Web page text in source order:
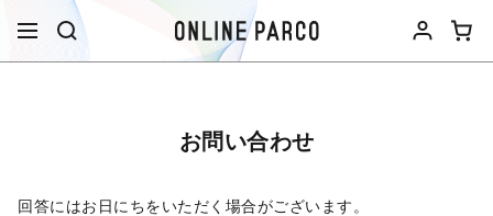
お問い合わせ
回答にはお日にちをいただく場合がございます。